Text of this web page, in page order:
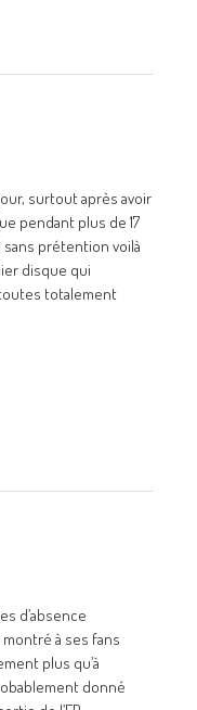
surtout après avoir
pendant plus de 17
sans prétention voilà
disque qui
totalement
d’absence
montré à ses fans
plus qu’à
donné